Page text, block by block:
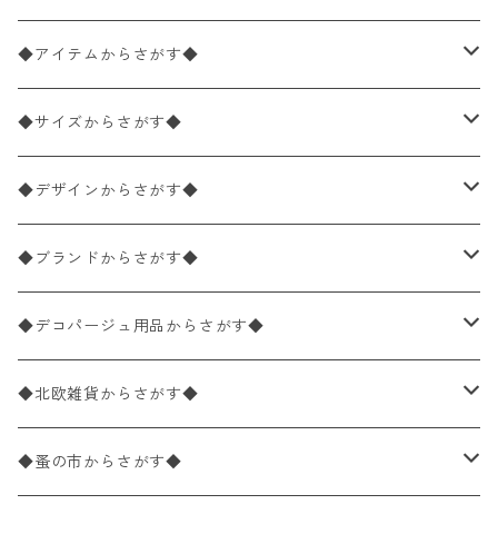
◆アイテムからさがす◆
ペーパーナプキン2枚バラ売り
ペーパーナプキン1枚バラ売り
ペーパーナプキン20枚入りパック
ペーパーナプキン10枚入りパック
ライスペーパー
ペーパーリネンナプキン
◆サイズからさがす◆
33×33cm（ランチサイズ）
バラ売り
パック売り
25×25cm（カクテルサイズ）
バラ売り
パック売り
40×40cm（ディナーサイズ）
バラ売り
パック売り
21×21cm（ポケットサイズ）
バラ売り
33cm（ラウンド）
◆デザインからさがす◆
花柄
植物・グリーン柄
動物・鳥・昆虫・蝶柄
海・魚柄
◆ブランドからさがす◆
ドイツ製 IHR/イア
ランチサイズ
カクテルサイズ
ドイツ製 Ambiente/アンビエンテ
ランチサイズ
ドイツ製 Paperproducts Design
◆デコパージュ用品からさがす◆
デコパージュ液
デコパージュ下地
◆北欧雑貨からさがす◆
シリコンモールド
◆蚤の市からさがす◆